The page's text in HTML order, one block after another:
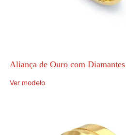
Aliança de Ouro com Diamantes
Ver modelo